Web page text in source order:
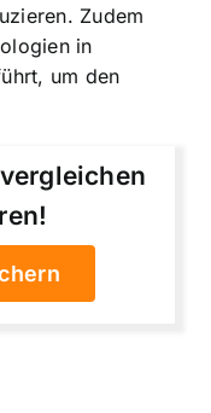
Zudem
in
um den